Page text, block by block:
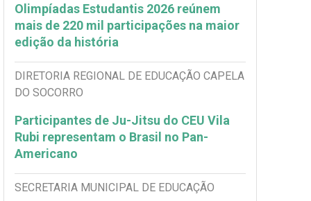
Olimpíadas Estudantis 2026 reúnem
mais de 220 mil participações na maior
edição da história
DIRETORIA REGIONAL DE EDUCAÇÃO CAPELA
DO SOCORRO
Participantes de Ju-Jitsu do CEU Vila
Rubi representam o Brasil no Pan-
Americano
SECRETARIA MUNICIPAL DE EDUCAÇÃO